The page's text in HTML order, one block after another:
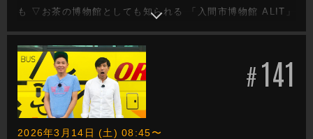
も ▽お茶の博物館としても知られる 「入間市博物館 ALIT」
で入間市の名産品 ”狭山茶”について学ぶ&レストラン「茶処
一煎」で狭山茶を使った料理を堪能！最後は狭山茶ハイで乾
杯 ▽今週もガレッジセールのゆるり旅をお届けします
#141
2026年3月14日 (土) 08:45〜